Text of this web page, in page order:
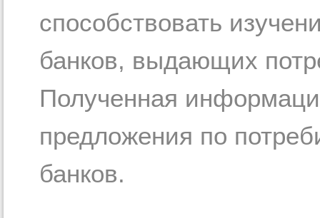
способствовать
банков, выдающих
Полученная
предложения по
банков.